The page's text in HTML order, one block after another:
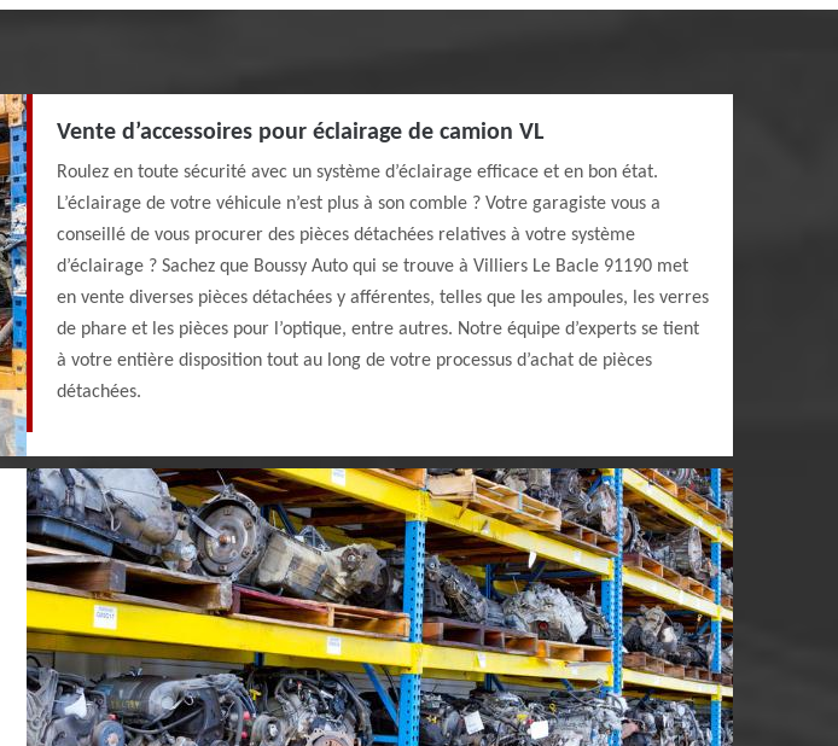
Vente d’accessoires pour éclairage de camion VL
Roulez en toute sécurité avec un système d’éclairage efficace et en bon état.
L’éclairage de votre véhicule n’est plus à son comble ? Votre garagiste vous a
conseillé de vous procurer des pièces détachées relatives à votre système
d’éclairage ? Sachez que Boussy Auto qui se trouve à Villiers Le Bacle 91190 met
en vente diverses pièces détachées y afférentes, telles que les ampoules, les verres
de phare et les pièces pour l’optique, entre autres. Notre équipe d’experts se tient
à votre entière disposition tout au long de votre processus d’achat de pièces
détachées.